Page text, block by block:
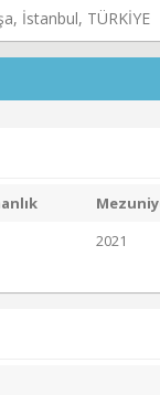
İstanbul, TÜRKİYE
2021